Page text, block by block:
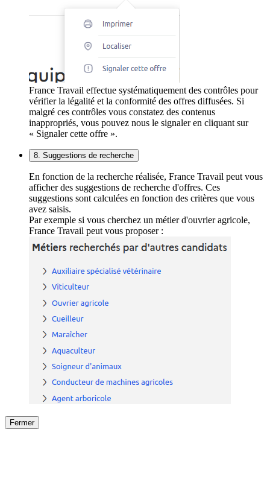
France Travail effectue systématiquement des contrôles pour
vérifier la légalité et la conformité des offres diffusées. Si
malgré ces contrôles vous constatez des contenus
inappropriés, vous pouvez nous le signaler en cliquant sur
« Signaler cette offre ».
8. Suggestions de recherche
En fonction de la recherche réalisée, France Travail peut vous
afficher des suggestions de recherche d'offres. Ces
suggestions sont calculées en fonction des critères que vous
avez saisis.
Par exemple si vous cherchez un métier d'ouvrier agricole,
France Travail peut vous proposer :
Fermer